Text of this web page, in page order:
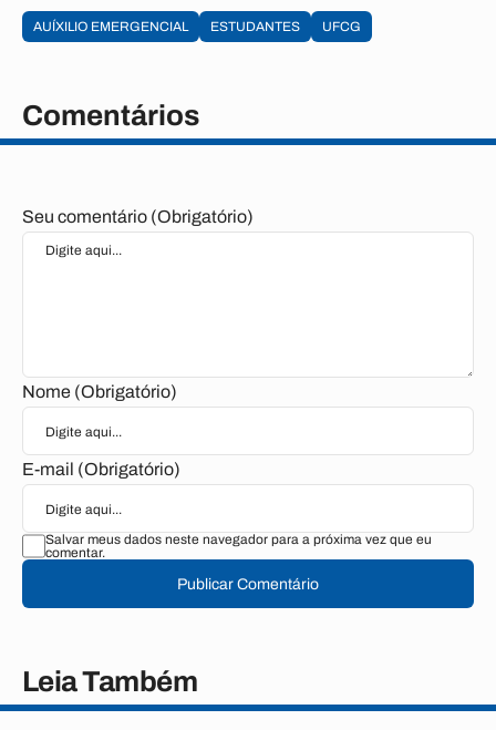
AUÍXILIO EMERGENCIAL ESTUDANTES UFCG
Comentários
Seu comentário (Obrigatório)
Nome (Obrigatório)
E-mail (Obrigatório)
Salvar meus dados neste navegador para a próxima vez que eu
comentar.
Publicar Comentário
Leia Também